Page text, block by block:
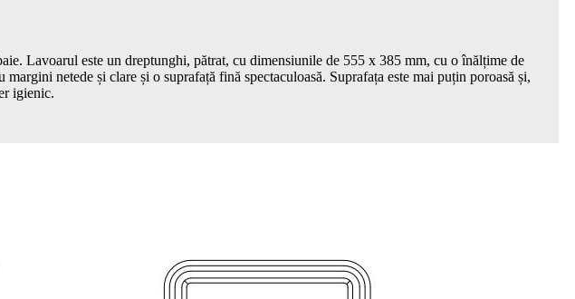
Lavoarul este un dreptunghi, pătrat, cu dimensiunile de 555 x 385 mm, cu o înălțime de
netede și clare și o suprafață fină spectaculoasă. Suprafața este mai puțin poroasă și,
igienic.